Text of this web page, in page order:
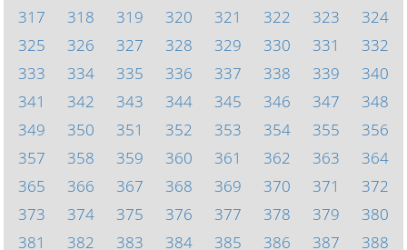
317
318 319 320 321 322 323
324
325
326 327 328 329 330 331
332
333
334 335 336 337 338 339
340
341
342 343 344 345 346 347
348
349
350 351 352 353 354 355
356
357
358 359 360 361 362 363
364
365
366 367 368 369 370 371
372
373
374 375 376 377 378 379
380
381
382 383 384 385 386 387 388